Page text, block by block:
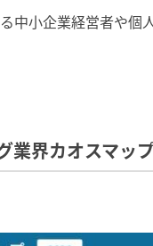
中小企業経営者や個
界カオスマッ